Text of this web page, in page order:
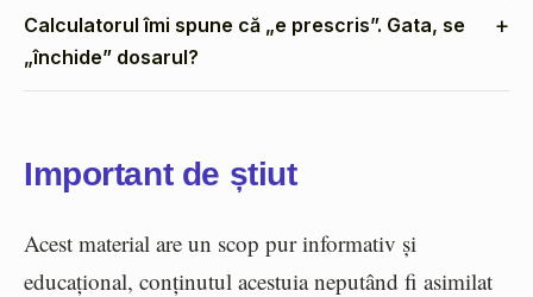
Calculatorul îmi spune că „e prescris”. Gata, se
„închide” dosarul?
Important de știut
Acest material are un scop pur informativ și
educațional, conținutul acestuia neputând fi asimilat